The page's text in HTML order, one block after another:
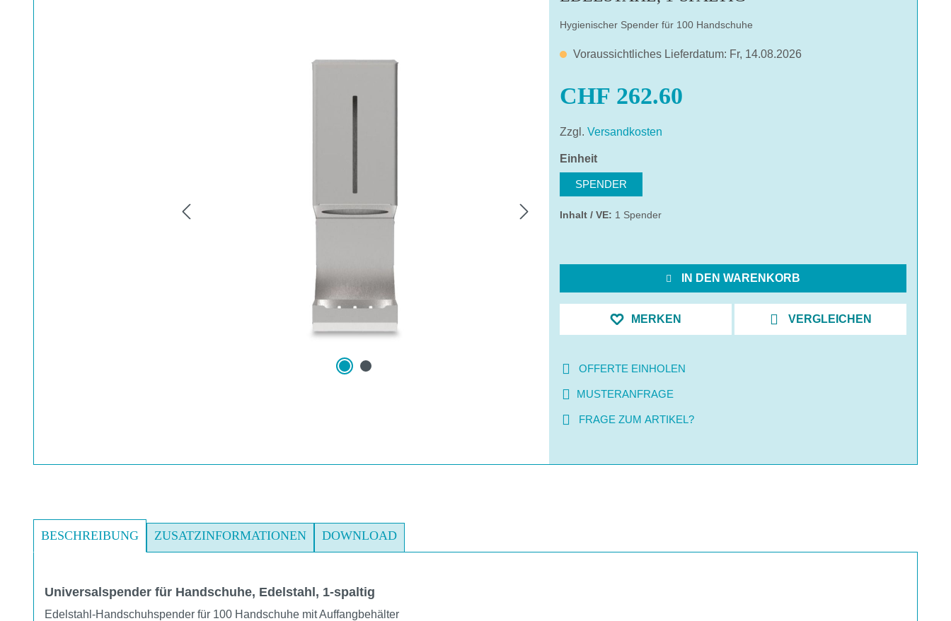
Hygienischer Spender für 100 Handschuhe
Voraussichtliches Lieferdatum: Fr, 14.08.2026
CHF 262.60
Zzgl. Versandkosten
Einheitauswählen
SPENDER
Inhalt / VE: 1 Spender
IN DEN WARENKORB
MERKEN VERGLEICHEN
OFFERTE EINHOLEN
MUSTERANFRAGE
FRAGE ZUM ARTIKEL?
BESCHREIBUNG ZUSATZINFORMATIONEN DOWNLOAD
Universalspender für Handschuhe, Edelstahl, 1-spaltig
Edelstahl-Handschuhspender für 100 Handschuhe mit Auffangbehälter